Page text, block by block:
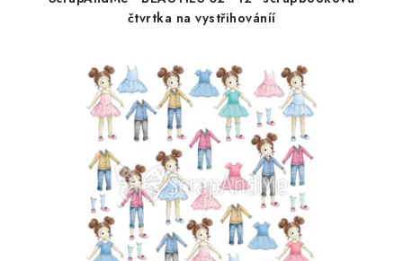
čtvrtka na vystřihováníí